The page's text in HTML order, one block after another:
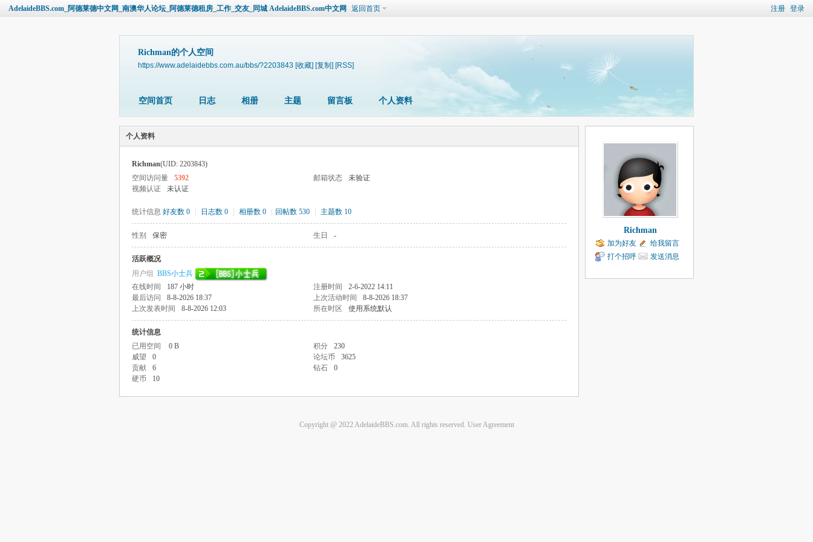
注册 登录
AdelaideBBS.com_阿德莱德中文网_南澳华人论坛_阿德莱德租房_工作_交友_同城 AdelaideBBS.com中文网 返回首页
Richman的个人空间
https://www.adelaidebbs.com.au/bbs/?2203843 [收藏] [复制] [RSS]
空间首页 日志 相册 主题 留言板 个人资料
个人资料
Richman(UID: 2203843)
空间访问量
5392 邮箱状态
未验证
视频认证
未认证
统计信息 好友数 0 日志数 0 相册数 0 回帖数 530 主题数 10
性别 保密 生日 -
活跃概况
用户组 BBS小士兵
在线时间
187 小时 注册时间
2-6-2022 14:11
最后访问
8-8-2026 18:37 上次活动时间
8-8-2026 18:37
上次发表时间
8-8-2026 12:03 所在时区 使用系统默认
统计信息
已用空间
0 B 积分
230
威望
0 论坛币
3625
贡献
6 钻石
0
硬币
10
Richman
加为好友
给我留言
打个招呼
发送消息
Copyright @ 2022 AdelaideBBS.com. All rights reserved. User Agreement